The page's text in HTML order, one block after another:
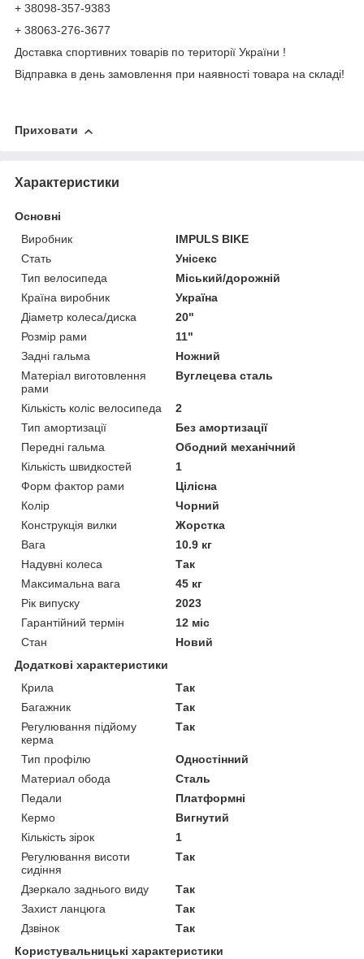
+ 38098-357-9383
+ 38063-276-3677
Доставка спортивних товарів по території України !
Відправка в день замовлення при наявності товара на складі!
Приховати
Характеристики
Основні
Виробник
IMPULS BIKE
Стать
Унісекс
Тип велосипеда
Міський/дорожній
Країна виробник
Україна
Діаметр колеса/диска
20"
Розмір рами
11"
Задні гальма
Ножний
Матеріал виготовлення
рами
Вуглецева сталь
Кількість коліс велосипеда
2
Тип амортизації
Без амортизації
Передні гальма
Ободний механічний
Кількість швидкостей
1
Форм фактор рами
Цілісна
Колір
Чорний
Конструкція вилки
Жорстка
Вага
10.9 кг
Надувні колеса
Так
Максимальна вага
45 кг
Рік випуску
2023
Гарантійний термін
12 міс
Стан
Новий
Додаткові характеристики
Крила
Так
Багажник
Так
Регулювання підйому
керма
Так
Тип профілю
Одностінний
Материал обода
Сталь
Педали
Платформні
Кермо
Вигнутий
Кількість зірок
1
Регулювання висоти
сидіння
Так
Дзеркало заднього виду
Так
Захист ланцюга
Так
Дзвінок
Так
Користувальницькі характеристики